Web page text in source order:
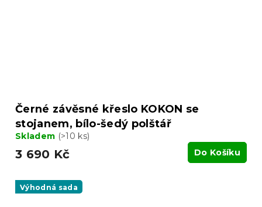
Černé závěsné křeslo KOKON se
stojanem, bílo-šedý polštář
Skladem (>10 ks)
3 690 Kč Do Košíku
Výhodná sada